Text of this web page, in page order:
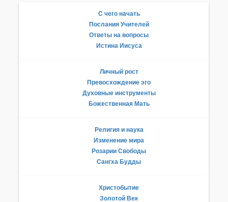
С чего начать
Послания Учителей
Ответы на вопросы
Истина Иисуса
Личный рост
Превосхождение эго
Духовные инструменты
Божественная Мать
Религия и наука
Изменение мира
Розарии Свободы
Сангха Будды
Христобытие
Золотой Век